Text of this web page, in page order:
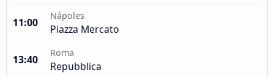
11:00
Nápoles
Piazza Mercato
13:40
Roma
Repubblica